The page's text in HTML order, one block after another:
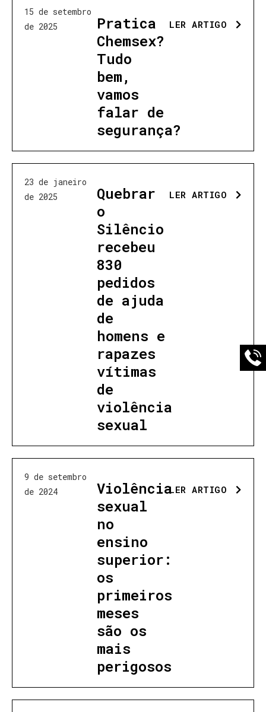
15 de setembro
de 2025
Pratica
Chemsex?
Tudo
bem,
vamos
falar de
segurança?
LER ARTIGO
23 de janeiro
de 2025
Quebrar
o
Silêncio
recebeu
830
pedidos
de ajuda
de
homens e
rapazes
vítimas
de
violência
sexual
LER ARTIGO
9 de setembro
de 2024
Violência
sexual
no
ensino
superior:
os
primeiros
meses
são os
mais
perigosos
LER ARTIGO